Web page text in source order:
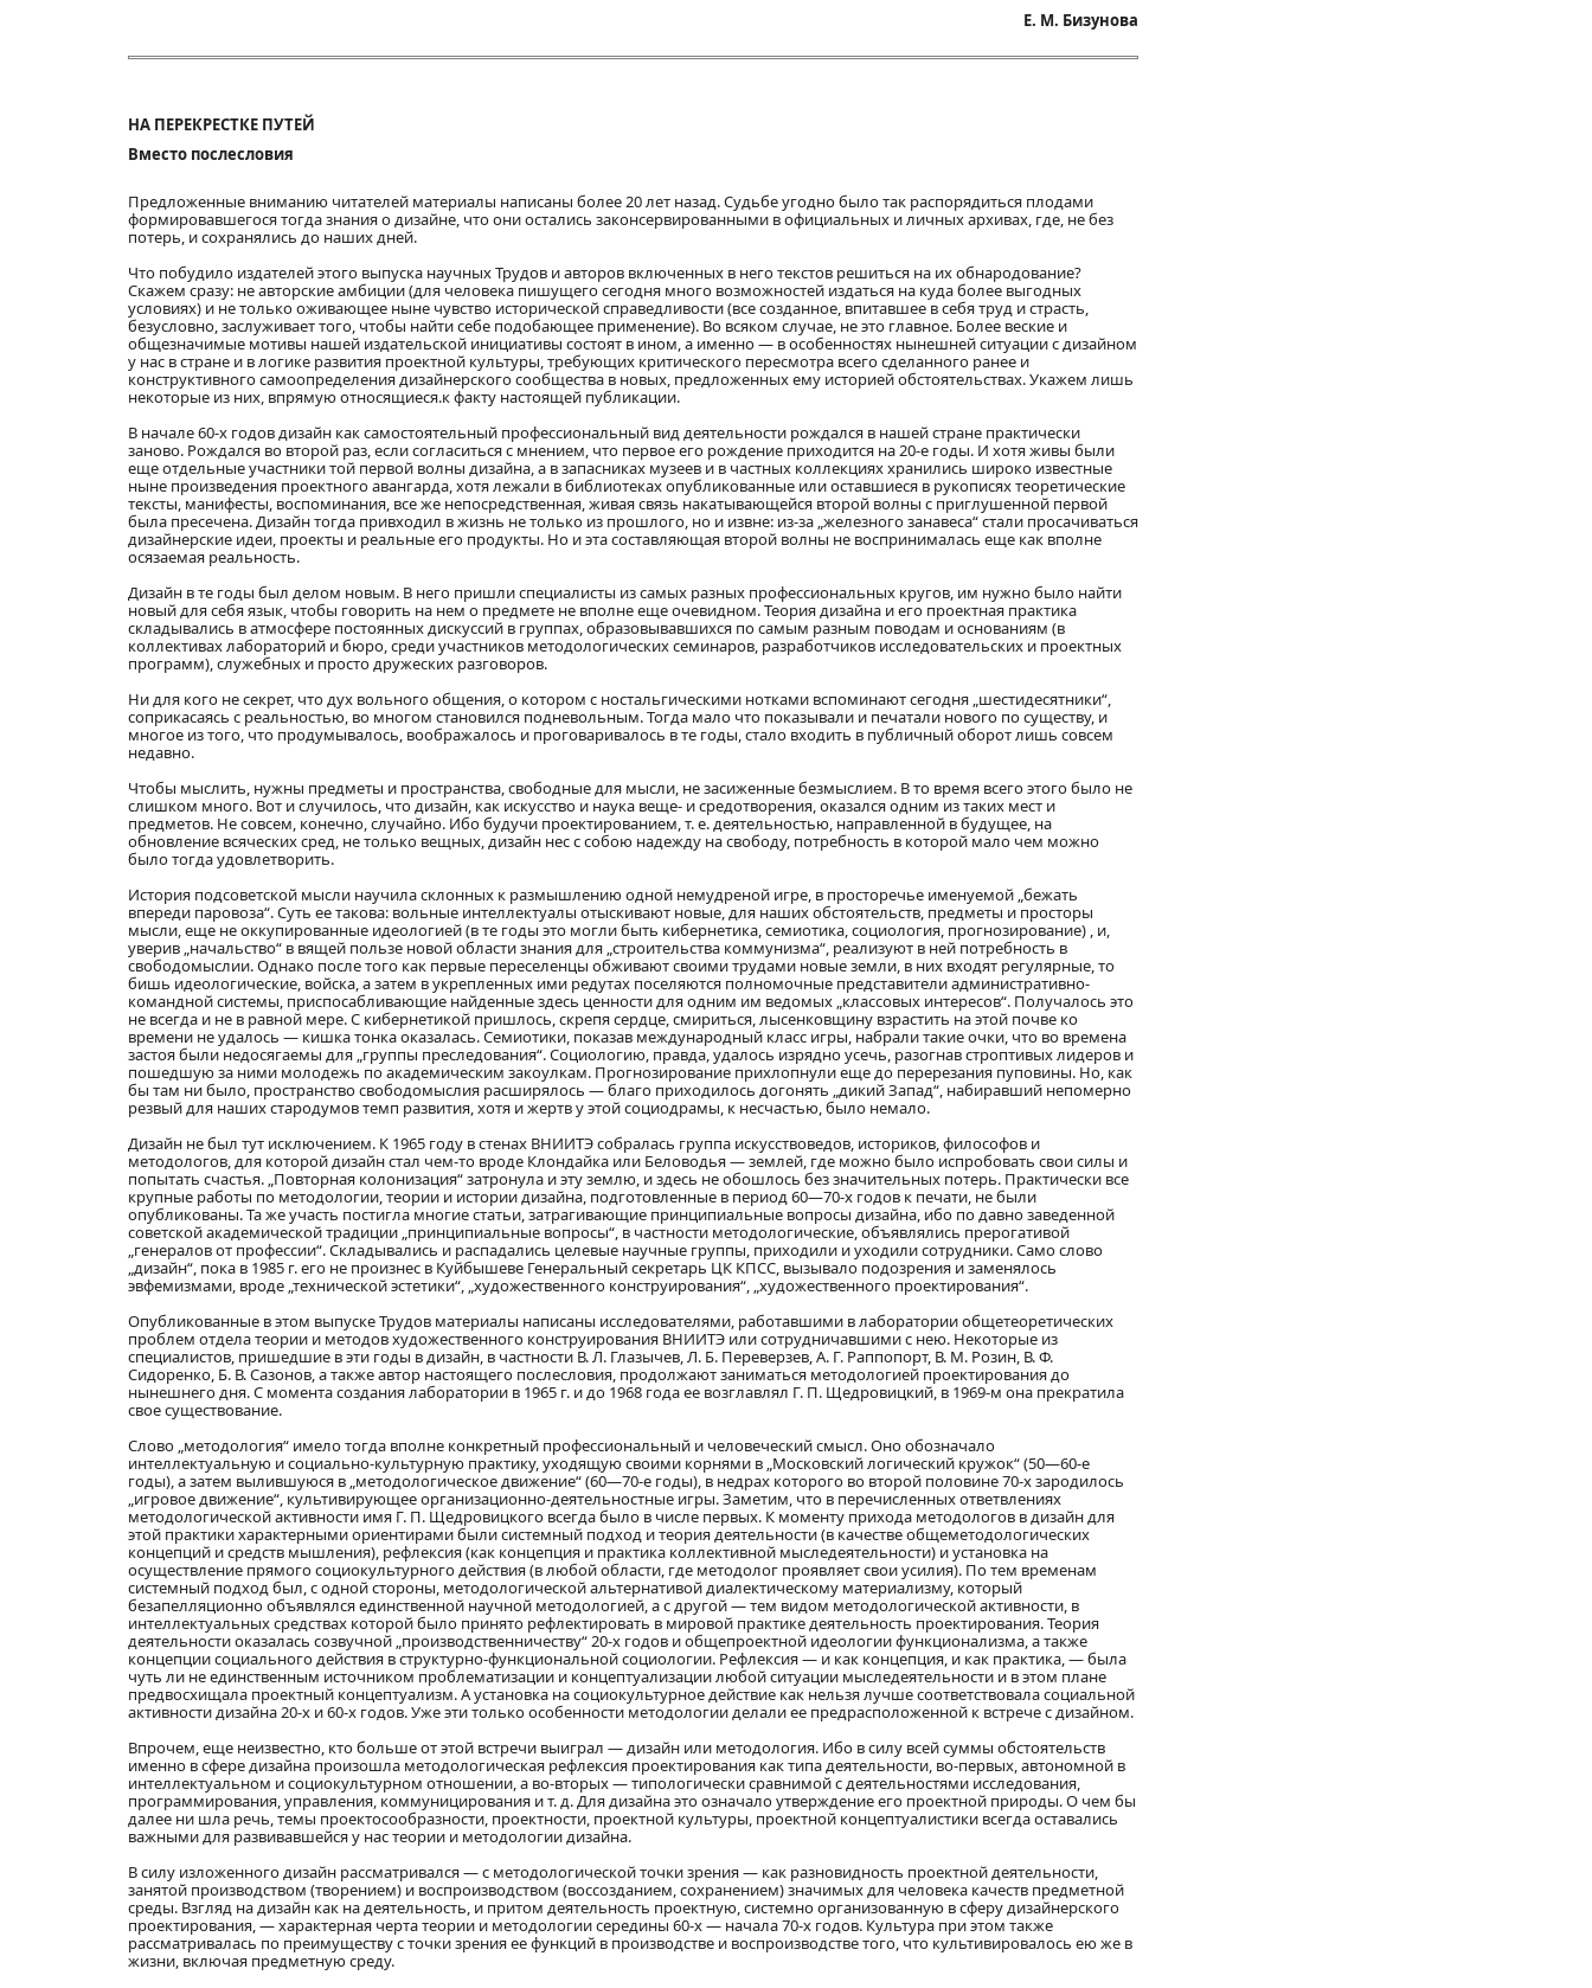
Е. М. Бизунова
НА ПЕРЕКРЕСТКЕ ПУТЕЙ
Вместо послесловия
Предложенные вниманию читателей материалы написаны более 20 лет назад. Судьбе угодно было так распорядиться плодами
формировавшегося тогда знания о дизайне, что они остались законсервированными в официальных и личных архивах, где, не без
потерь, и сохранялись до наших дней.
Что побудило издателей этого выпуска научных Трудов и авторов включенных в него текстов решиться на их обнародование?
Скажем сразу: не авторские амбиции (для человека пишущего сегодня много возможностей издаться на куда более выгодных
условиях) и не только оживающее ныне чувство исторической справедливости (все созданное, впитавшее в себя труд и страсть,
безусловно, заслуживает того, чтобы найти себе подобающее применение). Во всяком случае, не это главное. Более веские и
общезначимые мотивы нашей издательской инициативы состоят в ином, а именно — в особенностях нынешней ситуации с дизайном
у нас в стране и в логике развития проектной культуры, требующих критического пересмотра всего сделанного ранее и
конструктивного самоопределения дизайнерского сообщества в новых, предложенных ему историей обстоятельствах. Укажем лишь
некоторые из них, впрямую относящиеся.к факту настоящей публикации.
В начале 60-х годов дизайн как самостоятельный профессиональный вид деятельности рождался в нашей стране практически
заново. Рождался во второй раз, если согласиться с мнением, что первое его рождение приходится на 20-е годы. И хотя живы были
еще отдельные участники той первой волны дизайна, а в запасниках музеев и в частных коллекциях хранились широко известные
ныне произведения проектного авангарда, хотя лежали в библиотеках опубликованные или оставшиеся в рукописях теоретические
тексты, манифесты, воспоминания, все же непосредственная, живая связь накатывающейся второй волны с приглушенной первой
была пресечена. Дизайн тогда привходил в жизнь не только из прошлого, но и извне: из-за „железного занавеса“ стали просачиваться
дизайнерские идеи, проекты и реальные его продукты. Но и эта составляющая второй волны не воспринималась еще как вполне
осязаемая реальность.
Дизайн в те годы был делом новым. В него пришли специалисты из самых разных профессиональных кругов, им нужно было найти
новый для себя язык, чтобы говорить на нем о предмете не вполне еще очевидном. Теория дизайна и его проектная практика
складывались в атмосфере постоянных дискуссий в группах, образовывавшихся по самым разным поводам и основаниям (в
коллективах лабораторий и бюро, среди участников методологических семинаров, разработчиков исследовательских и проектных
программ), служебных и просто дружеских разговоров.
Ни для кого не секрет, что дух вольного общения, о котором с ностальгическими нотками вспоминают сегодня „шестидесятники“,
соприкасаясь с реальностью, во многом становился подневольным. Тогда мало что показывали и печатали нового по существу, и
многое из того, что продумывалось, воображалось и проговаривалось в те годы, стало входить в публичный оборот лишь совсем
недавно.
Чтобы мыслить, нужны предметы и пространства, свободные для мысли, не засиженные безмыслием. В то время всего этого было не
слишком много. Вот и случилось, что дизайн, как искусство и наука веще- и средотворения, оказался одним из таких мест и
предметов. Не совсем, конечно, случайно. Ибо будучи проектированием, т. е. деятельностью, направленной в будущее, на
обновление всяческих сред, не только вещных, дизайн нес с собою надежду на свободу, потребность в которой мало чем можно
было тогда удовлетворить.
История подсоветской мысли научила склонных к размышлению одной немудреной игре, в просторечье именуемой „бежать
впереди паровоза“. Суть ее такова: вольные интеллектуалы отыскивают новые, для наших обстоятельств, предметы и просторы
мысли, еще не оккупированные идеологией (в те годы это могли быть кибернетика, семиотика, социология, прогнозирование) , и,
уверив „начальство“ в вящей пользе новой области знания для „строительства коммунизма“, реализуют в ней потребность в
свободомыслии. Однако после того как первые переселенцы обживают своими трудами новые земли, в них входят регулярные, то
бишь идеологические, войска, а затем в укрепленных ими редутах поселяются полномочные представители административно-
командной системы, приспосабливающие найденные здесь ценности для одним им ведомых „классовых интересов“. Получалось это
не всегда и не в равной мере. С кибернетикой пришлось, скрепя сердце, смириться, лысенковщину взрастить на этой почве ко
времени не удалось — кишка тонка оказалась. Семиотики, показав международный класс игры, набрали такие очки, что во времена
застоя были недосягаемы для „группы преследования“. Социологию, правда, удалось изрядно усечь, разогнав строптивых лидеров и
пошедшую за ними молодежь по академическим закоулкам. Прогнозирование прихлопнули еще до перерезания пуповины. Но, как
бы там ни было, пространство свободомыслия расширялось — благо приходилось догонять „дикий Запад“, набиравший непомерно
резвый для наших стародумов темп развития, хотя и жертв у этой социодрамы, к несчастью, было немало.
Дизайн не был тут исключением. К 1965 году в стенах ВНИИТЭ собралась группа искусствоведов, историков, философов и
методологов, для которой дизайн стал чем-то вроде Клондайка или Беловодья — землей, где можно было испробовать свои силы и
попытать счастья. „Повторная колонизация“ затронула и эту землю, и здесь не обошлось без значительных потерь. Практически все
крупные работы по методологии, теории и истории дизайна, подготовленные в период 60—70-х годов к печати, не были
опубликованы. Та же участь постигла многие статьи, затрагивающие принципиальные вопросы дизайна, ибо по давно заведенной
советской академической традиции „принципиальные вопросы“, в частности методологические, объявлялись прерогативой
„генералов от профессии“. Складывались и распадались целевые научные группы, приходили и уходили сотрудники. Само слово
„дизайн“, пока в 1985 г. его не произнес в Куйбышеве Генеральный секретарь ЦК КПСС, вызывало подозрения и заменялось
эвфемизмами, вроде „технической эстетики“, „художественного конструирования“, „художественного проектирования“.
Опубликованные в этом выпуске Трудов материалы написаны исследователями, работавшими в лаборатории общетеоретических
проблем отдела теории и методов художественного конструирования ВНИИТЭ или сотрудничавшими с нею. Некоторые из
специалистов, пришедшие в эти годы в дизайн, в частности В. Л. Глазычев, Л. Б. Переверзев, А. Г. Раппопорт, В. М. Розин, В. Ф.
Сидоренко, Б. В. Сазонов, а также автор настоящего послесловия, продолжают заниматься методологией проектирования до
нынешнего дня. С момента создания лаборатории в 1965 г. и до 1968 года ее возглавлял Г. П. Щедровицкий, в 1969-м она прекратила
свое существование.
Слово „методология“ имело тогда вполне конкретный профессиональный и человеческий смысл. Оно обозначало
интеллектуальную и социально-культурную практику, уходящую своими корнями в „Московский логический кружок“ (50—60-е
годы), а затем вылившуюся в „методологическое движение“ (60—70-е годы), в недрах которого во второй половине 70-х зародилось
„игровое движение“, культивирующее организационно-деятельностные игры. Заметим, что в перечисленных ответвлениях
методологической активности имя Г. П. Щедровицкого всегда было в числе первых. К моменту прихода методологов в дизайн для
этой практики характерными ориентирами были системный подход и теория деятельности (в качестве общеметодологических
концепций и средств мышления), рефлексия (как концепция и практика коллективной мыследеятельности) и установка на
осуществление прямого социокультурного действия (в любой области, где методолог проявляет свои усилия). По тем временам
системный подход был, с одной стороны, методологической альтернативой диалектическому материализму, который
безапелляционно объявлялся единственной научной методологией, а с другой — тем видом методологической активности, в
интеллектуальных средствах которой было принято рефлектировать в мировой практике деятельность проектирования. Теория
деятельности оказалась созвучной „производственничеству“ 20-х годов и общепроектной идеологии функционализма, а также
концепции социального действия в структурно-функциональной социологии. Рефлексия — и как концепция, и как практика, — была
чуть ли не единственным источником проблематизации и концептуализации любой ситуации мыследеятельности и в этом плане
предвосхищала проектный концептуализм. А установка на социокультурное действие как нельзя лучше соответствовала социальной
активности дизайна 20-х и 60-х годов. Уже эти только особенности методологии делали ее предрасположенной к встрече с дизайном.
Впрочем, еще неизвестно, кто больше от этой встречи выиграл — дизайн или методология. Ибо в силу всей суммы обстоятельств
именно в сфере дизайна произошла методологическая рефлексия проектирования как типа деятельности, во-первых, автономной в
интеллектуальном и социокультурном отношении, а во-вторых — типологически сравнимой с деятельностями исследования,
программирования, управления, коммуницирования и т. д. Для дизайна это означало утверждение его проектной природы. О чем бы
далее ни шла речь, темы проектосообразности, проектности, проектной культуры, проектной концептуалистики всегда оставались
важными для развивавшейся у нас теории и методологии дизайна.
В силу изложенного дизайн рассматривался — с методологической точки зрения — как разновидность проектной деятельности,
занятой производством (творением) и воспроизводством (воссозданием, сохранением) значимых для человека качеств предметной
среды. Взгляд на дизайн как на деятельность, и притом деятельность проектную, системно организованную в сферу дизайнерского
проектирования, — характерная черта теории и методологии середины 60-х — начала 70-х годов. Культура при этом также
рассматривалась по преимуществу с точки зрения ее функций в производстве и воспроизводстве того, что культивировалось ею же в
жизни, включая предметную среду.